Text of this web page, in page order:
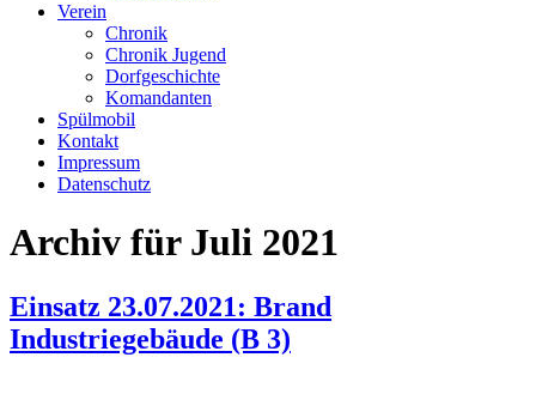
Verein
Chronik
Chronik Jugend
Dorfgeschichte
Komandanten
Spülmobil
Kontakt
Impressum
Datenschutz
Archiv für Juli 2021
Einsatz 23.07.2021: Brand
Industriegebäude (B 3)